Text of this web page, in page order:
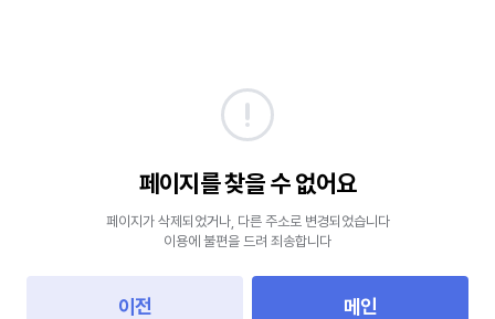
페이지를 찾을 수 없어요
페이지가 삭제되었거나, 다른 주소로 변경되었습니다
이용에 불편을 드려 죄송합니다
이전 메인